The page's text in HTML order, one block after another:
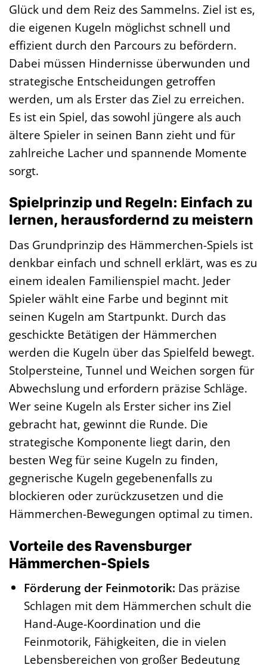
Glück und dem Reiz des Sammelns. Ziel ist es,
die eigenen Kugeln möglichst schnell und
effizient durch den Parcours zu befördern.
Dabei müssen Hindernisse überwunden und
strategische Entscheidungen getroffen
werden, um als Erster das Ziel zu erreichen.
Es ist ein Spiel, das sowohl jüngere als auch
ältere Spieler in seinen Bann zieht und für
zahlreiche Lacher und spannende Momente
sorgt.
Spielprinzip und Regeln: Einfach zu
lernen, herausfordernd zu meistern
Das Grundprinzip des Hämmerchen-Spiels ist
denkbar einfach und schnell erklärt, was es zu
einem idealen Familienspiel macht. Jeder
Spieler wählt eine Farbe und beginnt mit
seinen Kugeln am Startpunkt. Durch das
geschickte Betätigen der Hämmerchen
werden die Kugeln über das Spielfeld bewegt.
Stolpersteine, Tunnel und Weichen sorgen für
Abwechslung und erfordern präzise Schläge.
Wer seine Kugeln als Erster sicher ins Ziel
gebracht hat, gewinnt die Runde. Die
strategische Komponente liegt darin, den
besten Weg für seine Kugeln zu finden,
gegnerische Kugeln gegebenenfalls zu
blockieren oder zurückzusetzen und die
Hämmerchen-Bewegungen optimal zu timen.
Vorteile des Ravensburger
Hämmerchen-Spiels
Förderung der Feinmotorik: Das präzise
Schlagen mit dem Hämmerchen schult die
Hand-Auge-Koordination und die
Feinmotorik, Fähigkeiten, die in vielen
Lebensbereichen von großer Bedeutung